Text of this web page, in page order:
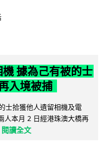
據為己有被的士
入境被捕
士拾獲他人遺留相機及電
人本月 2 日經港珠澳大橋再
閱讀全文